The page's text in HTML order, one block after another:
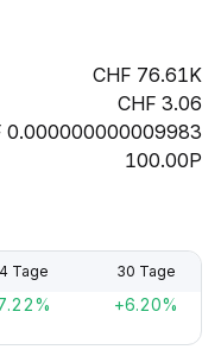
76.61K
3.06
0.000000000009983
100.00P
Tage 30 Tage
+6.20%